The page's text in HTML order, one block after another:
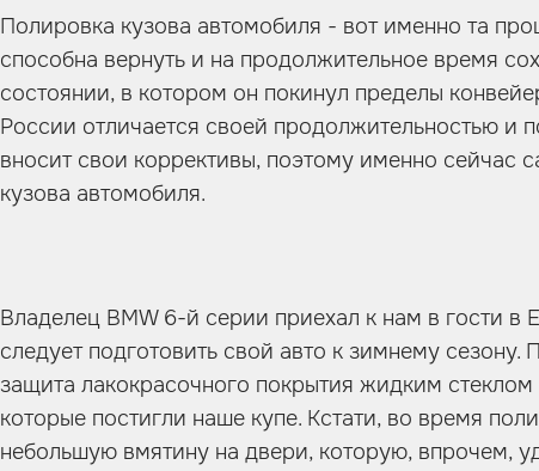
Полировка кузова автомобиля - вот именно та
способна вернуть и на продолжительное время
состоянии, в котором он покинул пределы
России отличается своей продолжительностью и
вносит свои коррективы, поэтому именно сейчас
кузова автомобиля.
Владелец BMW 6-й серии приехал к нам в гости в
следует подготовить свой авто к зимнему
защита лакокрасочного покрытия жидким
которые постигли наше купе. Кстати, во время
небольшую вмятину на двери, которую, впрочем,